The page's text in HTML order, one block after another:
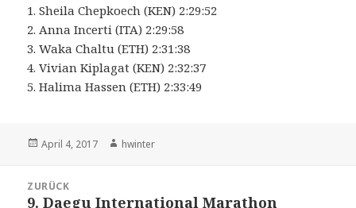
1. Sheila Chepkoech (KEN) 2:29:52
2. Anna Incerti (ITA) 2:29:58
3. Waka Chaltu (ETH) 2:31:38
4. Vivian Kiplagat (KEN) 2:32:37
5. Halima Hassen (ETH) 2:33:49
Veröffentlicht
April 4, 2017 Autor
hwinter
Navigation
ZURÜCK
Vorheriger
9. Daegu International Marathon